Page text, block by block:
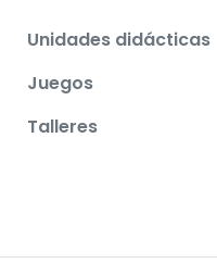
Unidades didácticas
Juegos
Talleres